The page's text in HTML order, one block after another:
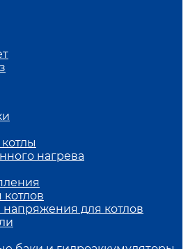
нагрева
котлов
для котлов